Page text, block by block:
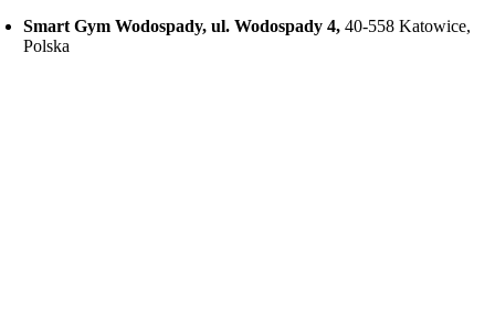
Smart Gym Wodospady, ul. Wodospady 4, 40-558 Katowice,
Polska